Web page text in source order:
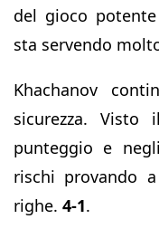
del gioco
sta servendo
Khachanov
sicurezza.
punteggio e
rischi provando
righe. 4-1.